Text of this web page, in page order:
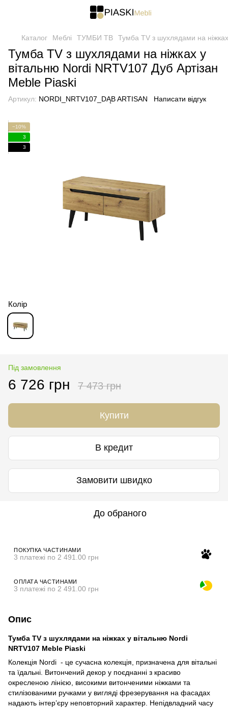
Каталог Меблі ТУМБИ ТВ Тумба TV з шухлядами на
Тумба TV з шухлядами на ніжках у
вітальню Nordi NRTV107 Дуб Артізан
Meble Piaski
Артикул: NORDI_NRTV107_DĄB ARTISAN Написати відгук
−10%
3
3
Колір
Під замовлення
6 726 грн 7 473 грн
Купити
В кредит
Замовити швидко
До обраного
ПОКУПКА ЧАСТИНАМИ
3 платежі по 2 491.00 грн
ОПЛАТА ЧАСТИНАМИ
3 платежі по 2 491.00 грн
Опис
Тумба TV з шухлядами на ніжках у вітальню Nordi
NRTV107 Meble Piaski
Колекція Nordi - це сучасна колекція, призначена для вітальні
та їдальні. Витончений декор у поєднанні з красиво
окресленою лінією, високими витонченими ніжками та
стилізованими ручками у вигляді фрезерування на фасадах
надають інтер’єру неповторний характер. Непідвладний часу